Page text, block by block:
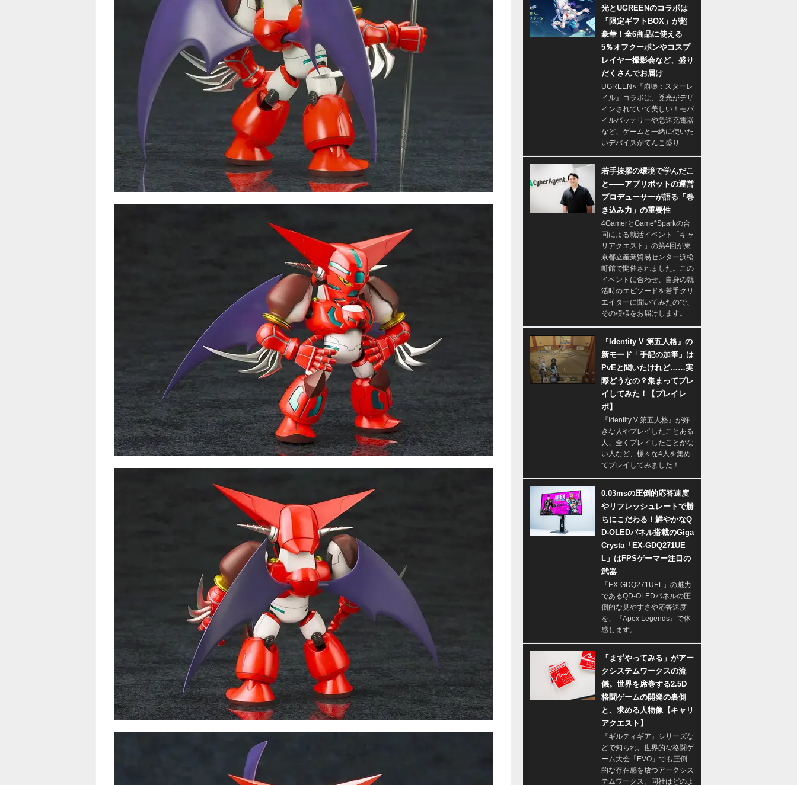
光とUGREENのコラボは
「限定ギフトBOX」が超
豪華！全6商品に使える
5％オフクーポンやコスプ
レイヤー撮影会など、盛り
だくさんでお届け
UGREEN×『崩壊：スターレ
イル』コラボは、爻光がデザ
インされていて美しい！モバ
イルバッテリーや急速充電器
など、ゲームと一緒に使いた
いデバイスがてんこ盛り
若手抜擢の環境で学んだこ
と――アプリボットの運営
プロデューサーが語る「巻
き込み力」の重要性
4GamerとGame*Sparkの合
同による就活イベント「キャ
リアクエスト」の第4回が東
京都立産業貿易センター浜松
町館で開催されました。この
イベントに合わせ、自身の就
活時のエピソードを若手クリ
エイターに聞いてみたので、
その模様をお届けします。
『Identity V 第五人格』の
新モード「手記の加筆」は
PvEと聞いたけれど……実
際どうなの？集まってプレ
イしてみた！【プレイレ
ポ】
『Identity V 第五人格』が好
きな人やプレイしたことある
人、全くプレイしたことがな
い人など、様々な4人を集め
てプレイしてみました！
0.03msの圧倒的応答速度
やリフレッシュレートで勝
ちにこだわる！鮮やかなQ
D-OLEDパネル搭載のGiga
Crysta「EX-GDQ271UE
L」はFPSゲーマー注目の
武器
「EX-GDQ271UEL」の魅力
であるQD-OLEDパネルの圧
倒的な見やすさや応答速度
を、『Apex Legends』で体
感します。
「まずやってみる」がアー
クシステムワークスの流
儀。世界を席巻する2.5D
格闘ゲームの開発の裏側
と、求める人物像【キャリ
アクエスト】
『ギルティギア』シリーズな
どで知られ、世界的な格闘ゲ
ーム大会「EVO」でも圧倒
的な存在感を放つアークシス
テムワークス。同社はどのよ